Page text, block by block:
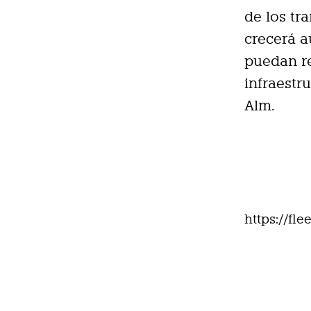
de los
crecerá
puedan
Alm.
https://